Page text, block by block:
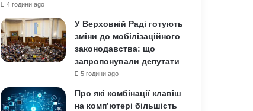
4 години ago
У Верховній Раді готують
зміни до мобілізаційного
законодавства: що
запропонували депутати
5 години ago
Про які комбінації клавіш
на комп’ютері більшість